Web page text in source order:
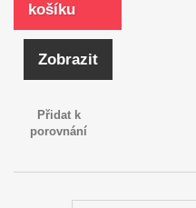
košíku
Zobrazit
Přidat k
porovnání